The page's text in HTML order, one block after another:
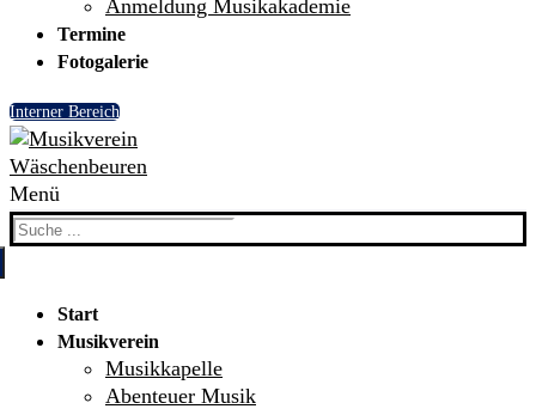
Anmeldung Musikakademie
Termine
Fotogalerie
Interner Bereich
Menü
Search
Start
Musikverein
Musikkapelle
Abenteuer Musik